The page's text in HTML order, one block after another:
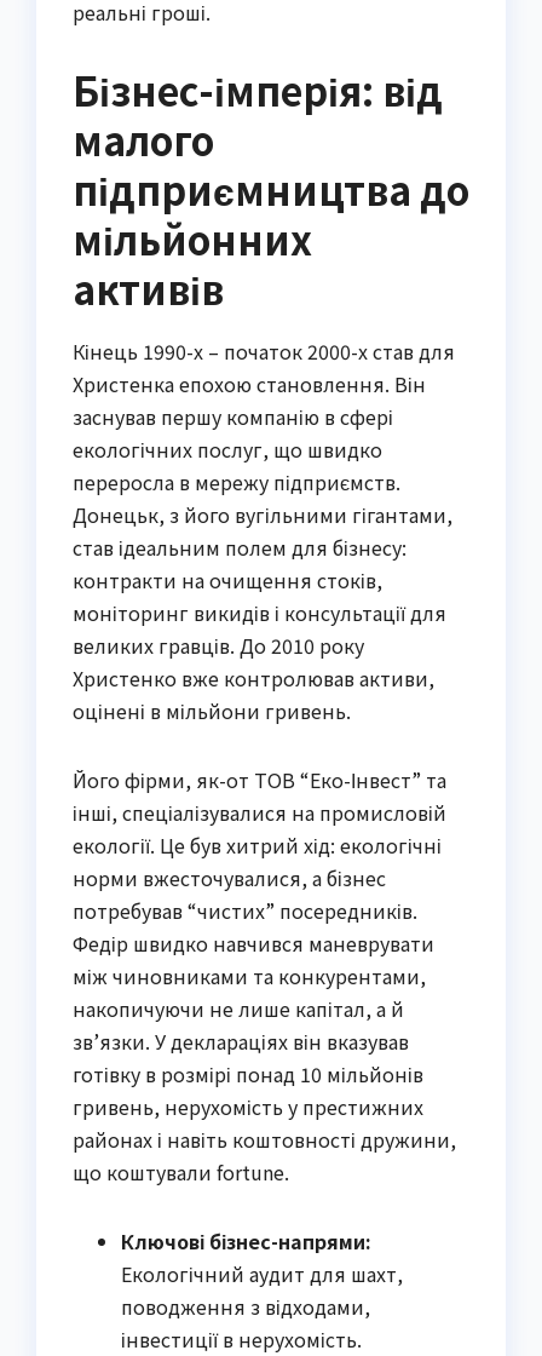
реальні гроші.
Бізнес-імперія: від
малого
підприємництва до
мільйонних
активів
Кінець 1990-х – початок 2000-х став для
Христенка епохою становлення. Він
заснував першу компанію в сфері
екологічних послуг, що швидко
переросла в мережу підприємств.
Донецьк, з його вугільними гігантами,
став ідеальним полем для бізнесу:
контракти на очищення стоків,
моніторинг викидів і консультації для
великих гравців. До 2010 року
Христенко вже контролював активи,
оцінені в мільйони гривень.
Його фірми, як-от ТОВ “Еко-Інвест” та
інші, спеціалізувалися на промисловій
екології. Це був хитрий хід: екологічні
норми вжесточувалися, а бізнес
потребував “чистих” посередників.
Федір швидко навчився маневрувати
між чиновниками та конкурентами,
накопичуючи не лише капітал, а й
зв’язки. У деклараціях він вказував
готівку в розмірі понад 10 мільйонів
гривень, нерухомість у престижних
районах і навіть коштовності дружини,
що коштували fortune.
Ключові бізнес-напрями:
Екологічний аудит для шахт,
поводження з відходами,
інвестиції в нерухомість.